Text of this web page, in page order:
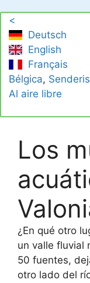
contenido
<
Deutsch
English
Français
Bélgica,
Al aire libre
Los
¿En qué otro
un valle fluvial
50 fuentes,
otro lado del